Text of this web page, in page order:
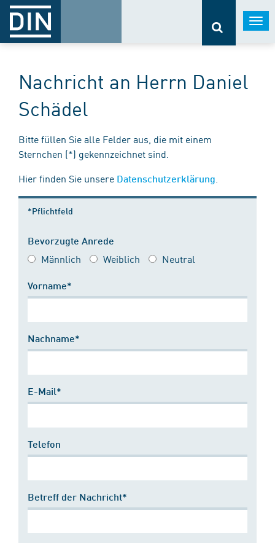
Nachricht an Herrn Daniel
Schädel
Bitte füllen Sie alle Felder aus, die mit einem
Sternchen (*) gekennzeichnet sind.
Hier finden Sie unsere Datenschutzerklärung
*Pflichtfeld
Bevorzugte Anrede
Männlich Weiblich Neutral
Vorname*
Nachname*
E-Mail*
Telefon
Betreff der Nachricht*